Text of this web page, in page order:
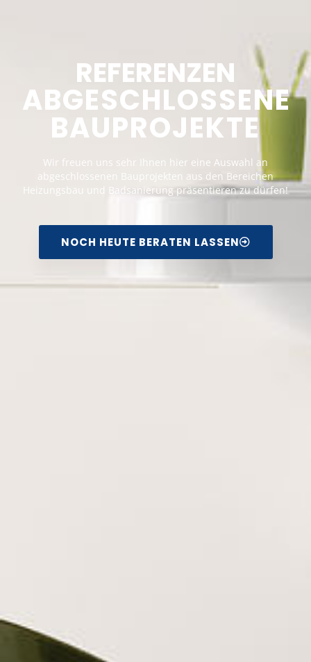
REFERENZEN
ABGESCHLOSSENE
BAUPROJEKTE
Wir freuen uns sehr Ihnen hier eine Auswahl an
abgeschlossenen Bauprojekten aus den Bereichen
Heizungsbau und Badsanierung präsentieren zu dürfen!
NOCH HEUTE BERATEN LASSEN